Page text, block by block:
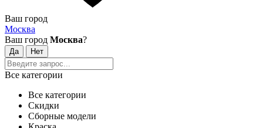
Ваш город
Москва
Ваш город Москва?
Все категории
Все категории
Скидки
Сборные модели